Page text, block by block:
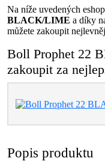
Na níže uvedených
BLACK/LIME a díky
můžete zakoupit
Boll Prophet 22
zakoupit za
Popis produktu